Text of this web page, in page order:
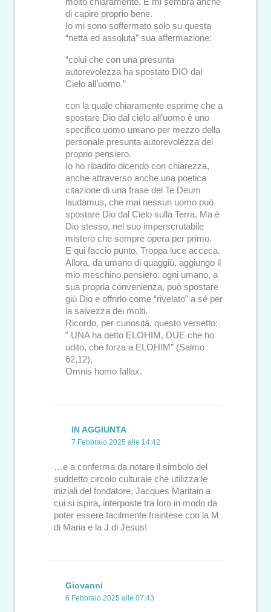
di capire proprio bene.
Io mi sono soffermato solo su questa
“netta ed assoluta” sua affermazione:
“colui che con una presunta
autorevolezza ha spostato DIO dal
Cielo all’uomo.”
con la quale chiaramente esprime che a
spostare Dio dal cielo all’uomo è uno
specifico uomo umano per mezzo della
personale presunta autorevolezza del
proprio pensiero.
Io ho ribadito dicendo con chiarezza,
anche attraverso anche una poetica
citazione di una frase del Te Deum
laudamus, che mai nessun uomo può
spostare Dio dal Cielo sulla Terra. Ma è
Dio stesso, nel suo imperscrutabile
mistero che sempre opera per primo.
E qui faccio punto. Troppa luce acceca.
Allora, da umano di quaggiù, aggiungo il
mio meschino pensiero: ogni umano, a
sua propria convenienza, può spostare
giù Dio e offrirlo come “rivelato” a sé per
la salvezza dei molti.
Ricordo, per curiosità, questo versetto:
” UNA ha detto ELOHIM, DUE che ho
udito, che forza a ELOHIM” (Salmo
62,12).
Omnis homo fallax.
IN AGGIUNTA
7 Febbraio 2025 alle 14:42
…e a conferma da notare il simbolo del
suddetto circolo culturale che utilizza le
iniziali del fondatore, Jacques Maritain a
cui si ispira, interposte tra loro in modo da
poter essere facilmente fraintese con la M
di Maria e la J di Jesus!
Giovanni
6 Febbraio 2025 alle 07:43